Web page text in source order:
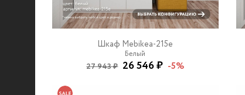
Шкаф Mebikea-215e
Белый
27 943 ₽ 26 546 ₽ -5%